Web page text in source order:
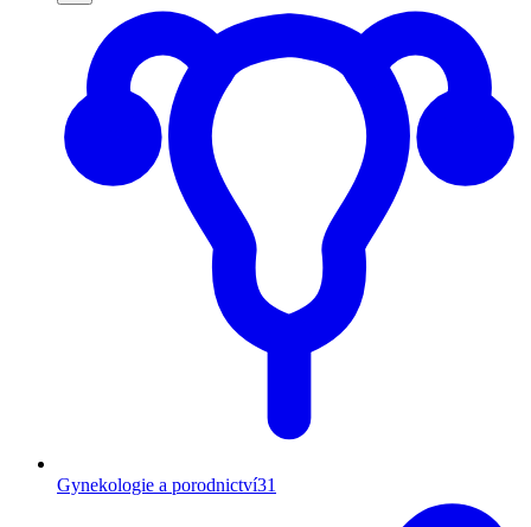
Gynekologie a porodnictví31